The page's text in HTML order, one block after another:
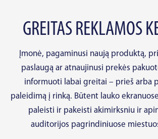
GREITAS REKLAMOS
Įmonė, pagaminusi naują produktą,
paslaugą ar atnaujinusi prekės
informuoti labai greitai – prieš arba
paleidimą į rinką. Būtent lauko
paleisti ir pakeisti akimirksniu ir
auditorijos pagrindiniuose